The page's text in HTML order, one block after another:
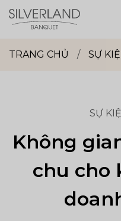
content
vụ
TRANG CHỦ / SỰ
SỰ
Không
chu cho